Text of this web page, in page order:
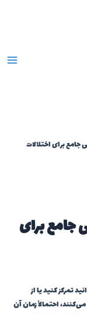
برای اختلالات
جامع برای
تمرکز کنید یا از
احتمالاً زمان آن